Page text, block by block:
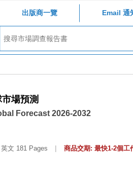
出版商一覽 Email 通
場預測
Forecast 2026-2032
英文 181 Pages | 商品交期: 最快1-2個工